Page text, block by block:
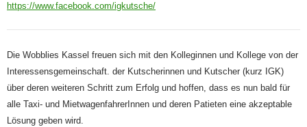
https://www.facebook.com/igkutsche/
Die Wobblies Kassel freuen sich mit den Kolleginnen und Kollege von der
Interessensgemeinschaft. der Kutscherinnen und Kutscher (kurz IGK)
über deren weiteren Schritt zum Erfolg und hoffen, dass es nun bald für
alle Taxi- und MietwagenfahrerInnen und deren Patieten eine akzeptable
Lösung geben wird.